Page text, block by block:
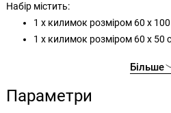
Набір містить:
1 x килимок розміром 60 x
1 x килимок розміром 60 x 50
Більше
Параметри